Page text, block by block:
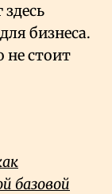
бизнеса.
не стоит
базовой